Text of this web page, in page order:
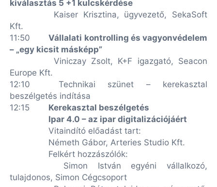
kiválasztás 5 +1 kulcskérdése
Kaiser Krisztina, ügyvezető, SekaSoft
Kft.
11:50
Vállalati kontrolling és vagyonvédelem
– „egy kicsit másképp”
Viniczay Zsolt, K+F igazgató, Seacon
Europe Kft.
12:10
Technikai szünet – kerekasztal
beszélgetés indítása
12:15
Kerekasztal beszélgetés
Ipar 4.0 – az ipar digitalizációjáért
Vitaindító előadást tart:
Németh Gábor, Arteries Studio Kft.
Felkért hozzászólók:
Simon István egyéni vállalkozó,
tulajdonos, Simon Cégcsoport